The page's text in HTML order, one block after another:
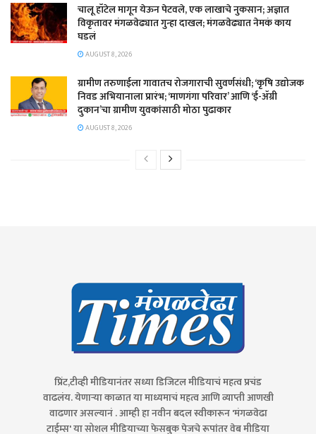
चालू हॉटेल मागून येऊन पेटवले, एक लाखाचे नुकसान; अज्ञात
विकृतावर मंगळवेढ्यात गुन्हा दाखल; मंगळवेढ्यात नेमकं काय
घडलं
AUGUST 8, 2026
​ग्रामीण तरुणाईला गावातच रोजगाराची सुवर्णसंधी; ‘कृषि उद्योजक
निवड अभियानाला प्रारंभ; ‘माणगंगा परिवार’ आणि ‘ई-ॲग्री
दुकान’चा ग्रामीण युवकांसाठी मोठा पुढाकार
AUGUST 8, 2026
प्रिंट,टीव्ही मीडियानंतर सध्या डिजिटल मीडियाचं महत्व प्रचंड
वाढलंय. येणाऱ्या काळात या माध्यमाचं महत्व आणि व्याप्ती आणखी
वाढणार असल्यानं . आम्ही हा नवीन बदल स्वीकारून 'मंगळवेढा
टाईम्स' या सोशल मीडियाच्या फेसबुक पेजचे रूपांतर वेब मीडिया